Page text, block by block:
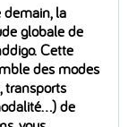
la
globale de
Cette
des modes
transports
de